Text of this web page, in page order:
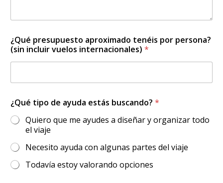
¿Qué presupuesto aproximado tenéis por persona?
(sin incluir vuelos internacionales) *
¿Qué tipo de ayuda estás buscando? *
Quiero que me ayudes a diseñar y organizar todo
el viaje
Necesito ayuda con algunas partes del viaje
Todavía estoy valorando opciones